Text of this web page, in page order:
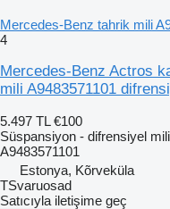
Mercedes-Benz tahrik mili
4
Mercedes-Benz Actros
mili A9483571101
5.497 TL €100
Süspansiyon - difrensiyel mili
A9483571101
Estonya, Kõrveküla
TSvaruosad
Satıcıyla iletişime geç